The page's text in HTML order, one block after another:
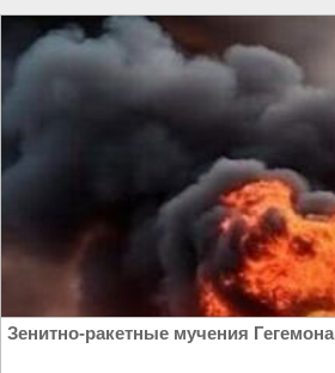
Зенитно-ракетные мучения Гегемона